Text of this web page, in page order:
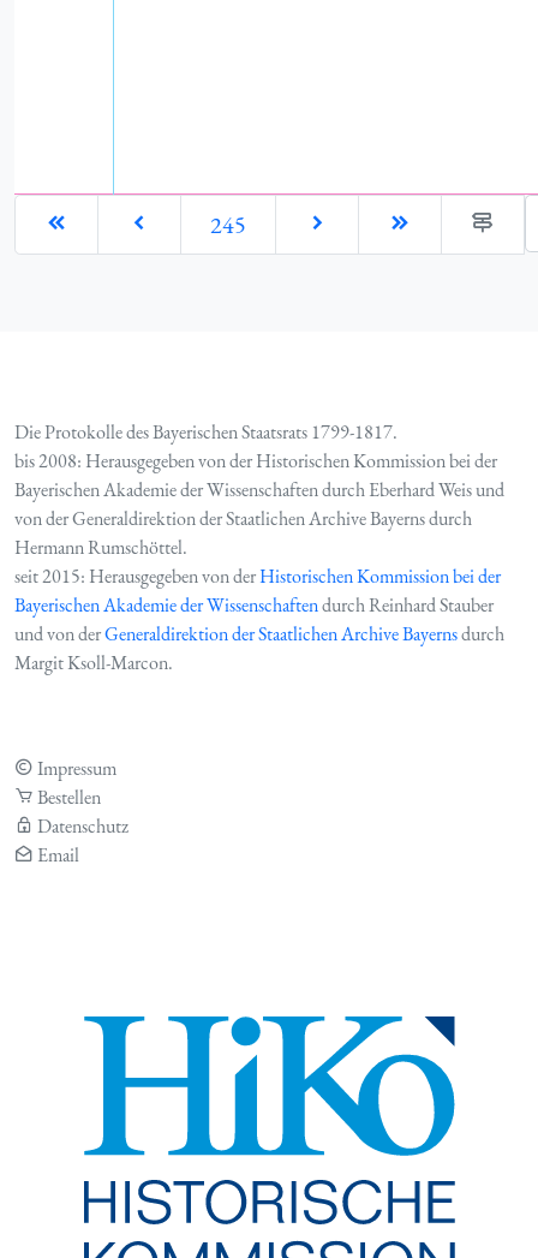
245
Die Protokolle des Bayerischen Staatsrats 1799-1817.
bis 2008: Herausgegeben von der Historischen Kommission bei der
Bayerischen Akademie der Wissenschaften durch Eberhard Weis und
von der Generaldirektion der Staatlichen Archive Bayerns durch
Hermann Rumschöttel.
seit 2015: Herausgegeben von derHistorischen Kommission bei der
Bayerischen Akademie der Wissenschaftendurch Reinhard Stauber
und von derGeneraldirektion der Staatlichen Archive Bayernsdurch
Margit Ksoll-Marcon.
Impressum
Bestellen
Datenschutz
Email